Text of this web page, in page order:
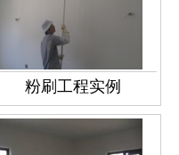
粉刷工程实例